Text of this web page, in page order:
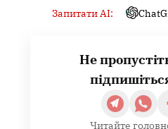
Запитати AI:
Не
Читайте